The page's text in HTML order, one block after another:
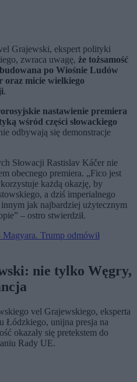
Grajewski, ekspert polityki
zwraca uwagę, że tożsamość
po Wiośnie Ludów
oraz micie wielkiego
.
nastawienie premiera
wśród części słowackiego
odbywają się demonstracje
Słowacji Rastislav Káčer nie
obecnego premiera. „Fico jest
każdą okazję, by
a dziś imperialnego
jak najbardziej użytecznym
– ostro stwierdził.
Magyara. Trump odmówił
nie tylko Węgry,
vel Grajewskiego, eksperta
Łódzkiego, unijna presja na
okazały się pretekstem do
Rady UE.